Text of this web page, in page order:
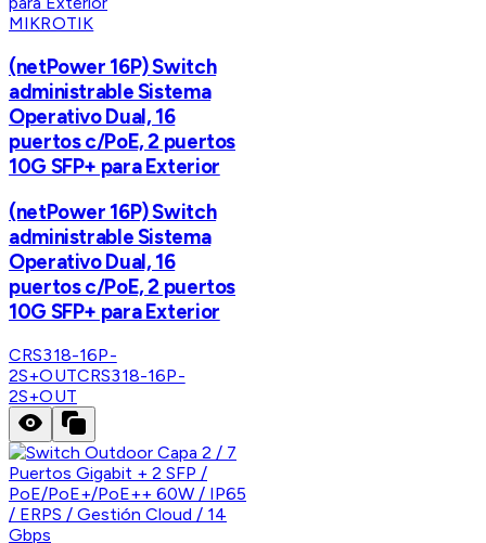
MIKROTIK
(netPower 16P) Switch
administrable Sistema
Operativo Dual, 16
puertos c/PoE, 2 puertos
10G SFP+ para Exterior
(netPower 16P) Switch
administrable Sistema
Operativo Dual, 16
puertos c/PoE, 2 puertos
10G SFP+ para Exterior
CRS318-16P-
2S+OUTCRS318-16P-
2S+OUT